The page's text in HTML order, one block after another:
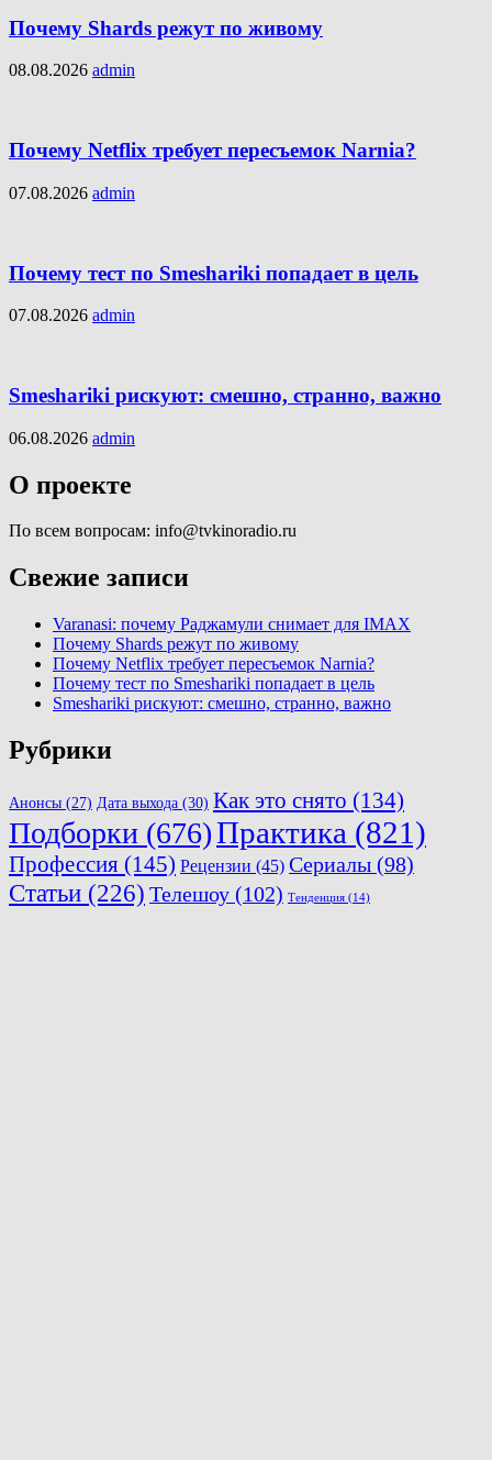
Почему Shards режут по живому
08.08.2026 admin
Почему Netflix требует пересъемок Narnia?
07.08.2026 admin
Почему тест по Smeshariki попадает в цель
07.08.2026 admin
Smeshariki рискуют: смешно, странно, важно
06.08.2026 admin
О проекте
По всем вопросам: info@tvkinoradio.ru
Свежие записи
Varanasi: почему Раджамули снимает для IMAX
Почему Shards режут по живому
Почему Netflix требует пересъемок Narnia?
Почему тест по Smeshariki попадает в цель
Smeshariki рискуют: смешно, странно, важно
Рубрики
Анонсы (27) Дата выхода (30) Как это снято (134)
Подборки (676)Практика (821)
Профессия (145) Рецензии (45) Сериалы (98)
Статьи (226) Телешоу (102) Тенденция (14)